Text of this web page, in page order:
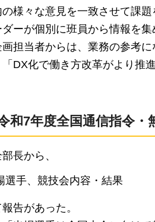
の様々な意見を一致させて課
ダーが個別に班員から情報を
担当者からは、業務の参考
DX化で働き方改革がより推
和7年度全国通信指令
長から、
選手、競技会内容・結果
告があった。